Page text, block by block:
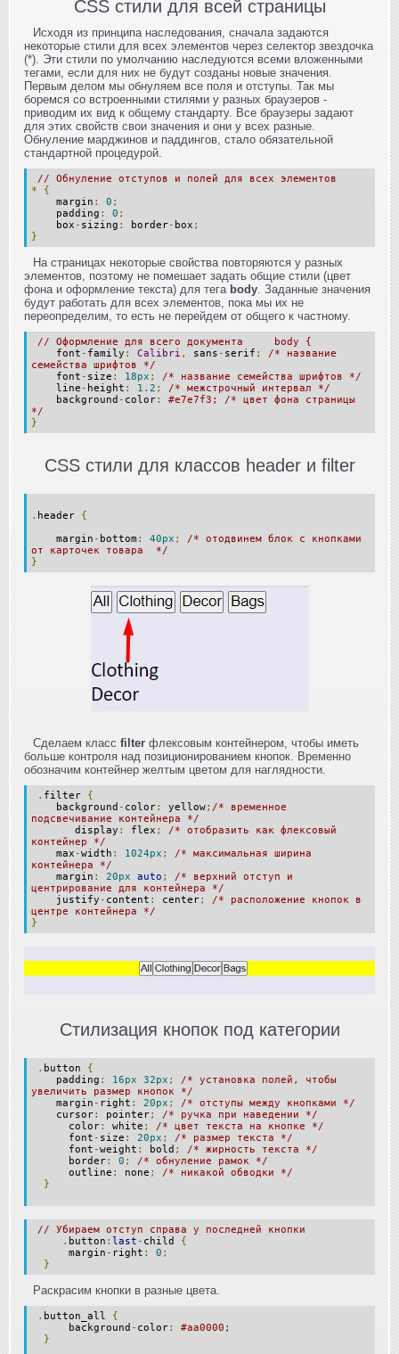
CSS стили для всей страницы
Исходя из принципа наследования, сначала задаются
некоторые стили для всех элементов через селектор звездочка
(*). Эти стили по умолчанию наследуются всеми вложенными
тегами, если для них не будут созданы новые значения.
Первым делом мы обнуляем все поля и отступы. Так мы
боремся со встроенными стилями у разных браузеров -
приводим их вид к общему стандарту. Все браузеры задают
для этих свойств свои значения и они у всех разные.
Обнуление марджинов и паддингов, стало обязательной
стандартной процедурой.
// Обнуление отступов и полей для всех элементов
*
{
margin : 0 ;
padding : 0 ;
box - sizing : border- box ;
}
На страницах некоторые свойства повторяются у разных
элементов, поэтому не помешает задать общие стили (цвет
фона и оформление текста) для тега body. Заданные значения
будут работать для всех элементов, пока мы их не
переопределим, то есть не перейдем от общего к частному.
// Оформление для всего документа body {
font - family : Calibri , sans - serif ;
/* название
семейства шрифтов */
font - size : 18px ;
/* название семейства шрифтов */
line - height : 1.2 ;
/* межстрочный интервал */
background - color:
#e7e7f3; /* цвет фона страницы
*/
}
CSS стили для классов header и filter
. header {
margin - bottom : 40px ;
/* отодвинем блок с кнопками
от карточек товара */
}
Сделаем класс filter флексовым контейнером, чтобы иметь
больше контроля над позиционированием кнопок. Временно
обозначим контейнер желтым цветом для наглядности.
. filter {
background - color: yellow; /* временное
подсвечивание контейнера */
display : flex ;
/* отобразить как флексовый
контейнер */
max -width : 1024px ;
/* максимальная ширина
контейнера */
margin : 20px auto ;
/* верхний отступ и
центрирование для контейнера */
justify - content : center;
/* расположение кнопок в
центре контейнера */
}
Стилизация кнопок под категории
. button {
padding : 16px 32px ;
/* установка полей, чтобы
увеличить размер кнопок */
margin - right : 20px ;
/* отступы между кнопками */
cursor: pointer;
/* ручка при наведении */
color: white ;
/* цвет текста на кнопке */
font - size : 20px ;
/* размер текста */
font -weight : bold ;
/* жирность текста */
border: 0 ;
/* обнуление рамок */
outline : none ;
/* никакой обводки */
}
// Убираем отступ справа у последней кнопки
. button : last - child {
margin - right : 0 ;
}
Раскрасим кнопки в разные цвета.
. button_all {
background - color:
#aa0000;
}